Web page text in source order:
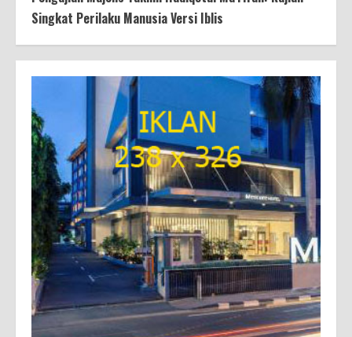
Singkat Perilaku Manusia Versi Iblis